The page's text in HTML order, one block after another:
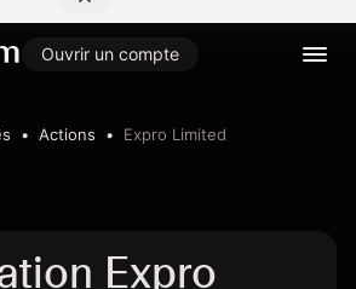
Ouvrir un compte
Actions Expro Limited
Expro